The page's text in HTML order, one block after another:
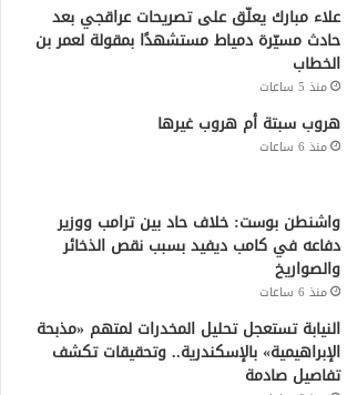
علاء مبارك يعلّق على تصريحات عراقجي بعد
حادث مسيّرة دمياط مستشهدًا بمقولة لعمر بن
الخطاب
منذ 5 ساعات
هروب سبتة أم هروب غيرها
منذ 6 ساعات
واشنطن بوست: خلاف حاد بين ترامب ووزير
دفاعه في كامب ديفيد بسبب نقص الذخائر
والصواريخ
منذ 6 ساعات
النيابة تستعجل تحليل المخدرات لمتهم «مذبحة
الإبراهيمية» بالإسكندرية.. وتحقيقات تكشف
تفاصيل صادمة